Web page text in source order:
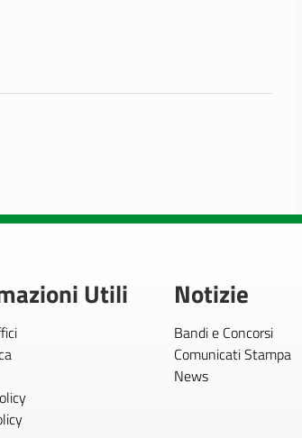
Utili Notizie
Bandi e Concorsi
Comunicati Stampa
News